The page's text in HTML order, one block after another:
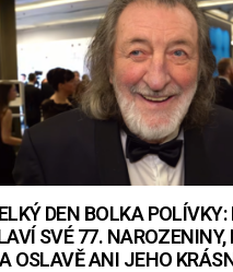
DEN BOLKA POLÍVKY:
SVÉ 77. NAROZENINY,
OSLAVĚ ANI JEHO